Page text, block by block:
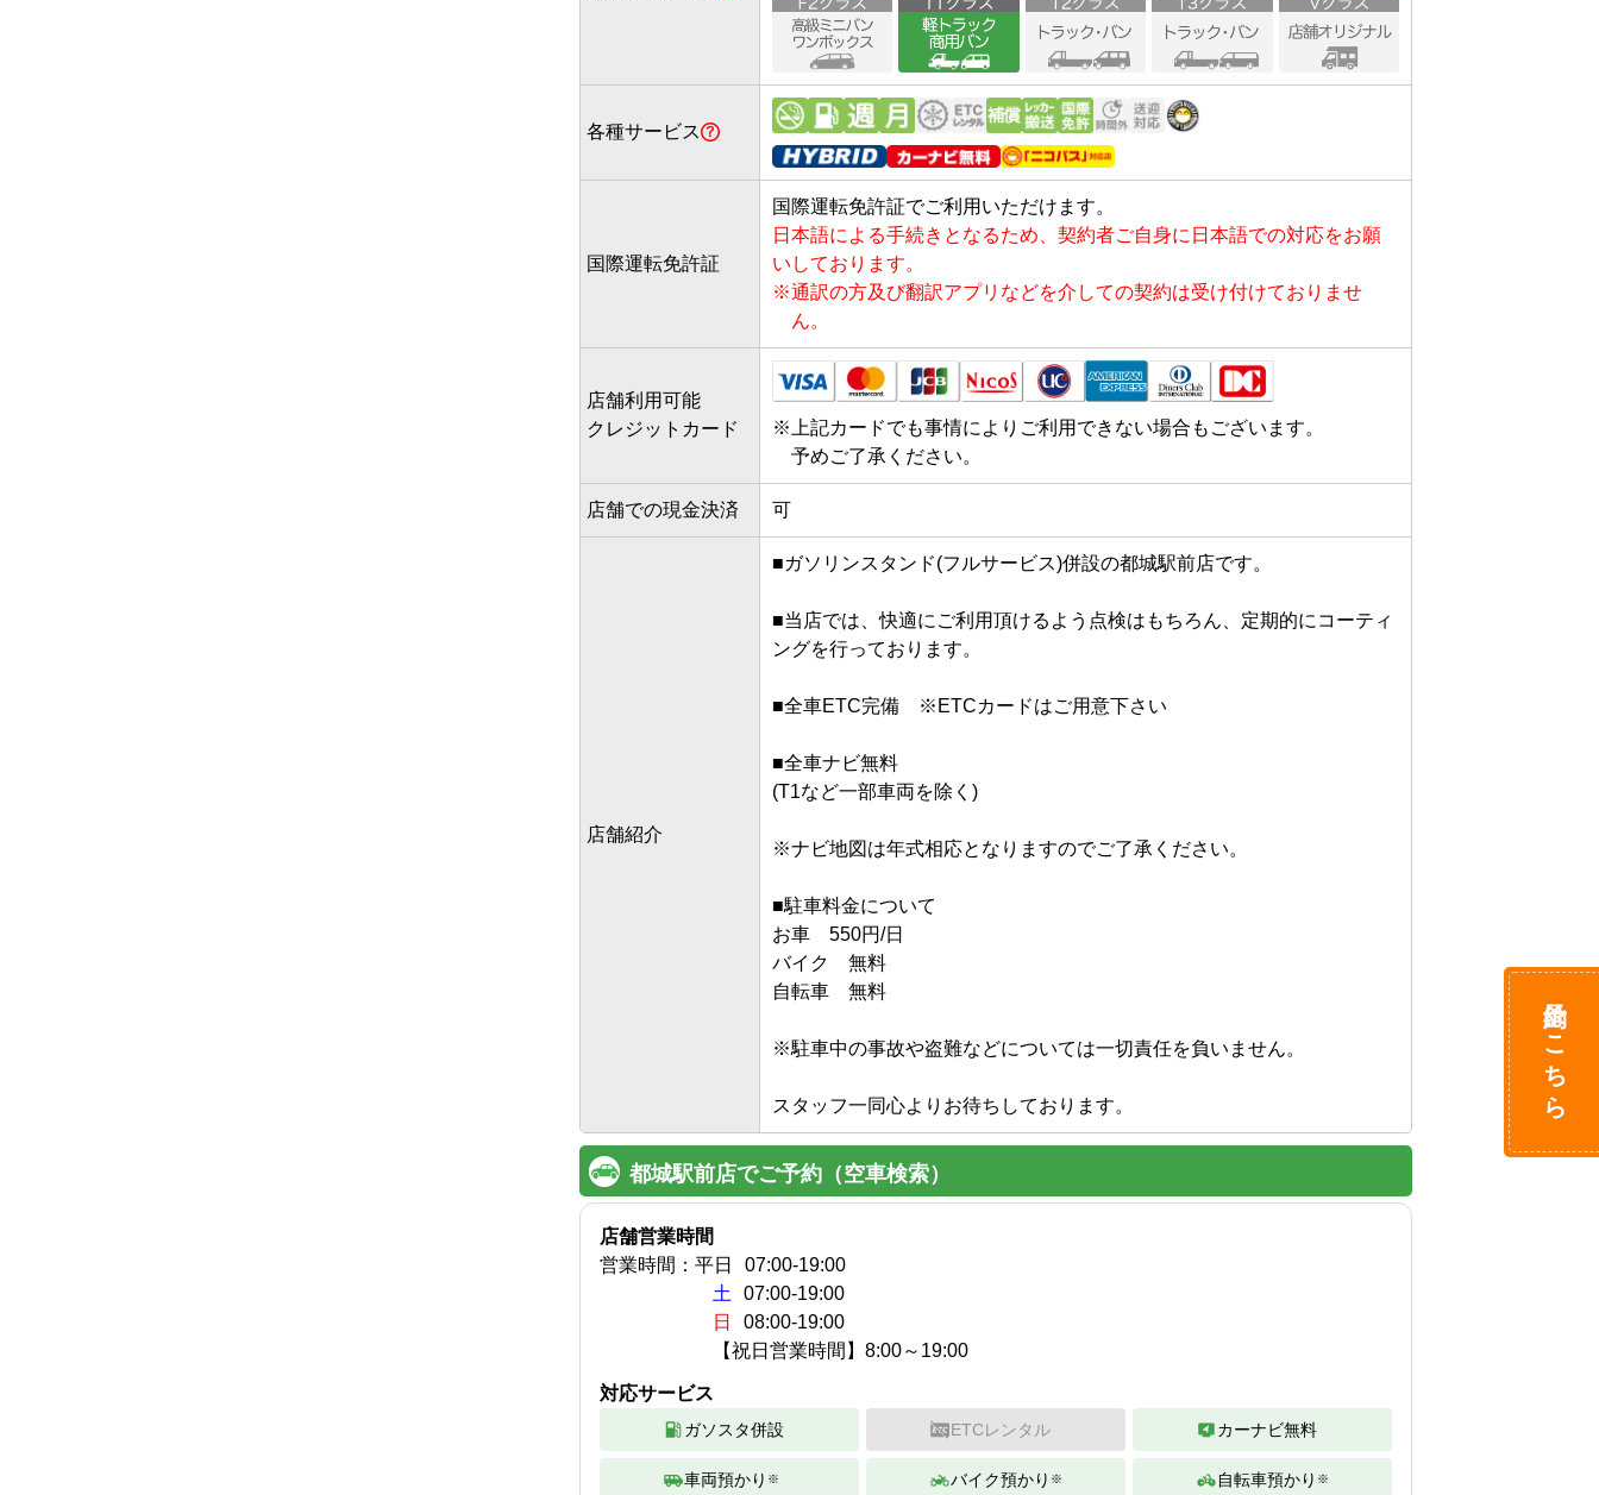
各種サービス
国際運転免許証
国際運転免許証でご利用いただけます。
日本語による手続きとなるため、契約者ご自身に日本語での対応をお願
いしております。
※通訳の方及び翻訳アプリなどを介しての契約は受け付けておりませ
ん。
店舗利用可能
クレジットカード
※ 上記カードでも事情によりご利用できない場合もございます。
予めご了承ください。
店舗での現金決済 可
店舗紹介
■ガソリンスタンド(フルサービス)併設の都城駅前店です。
■当店では、快適にご利用頂けるよう点検はもちろん、定期的にコーティ
ングを行っております。
■全車ETC完備　※ETCカードはご用意下さい
■全車ナビ無料
(T1など一部車両を除く)
※ナビ地図は年式相応となりますのでご了承ください。
■駐車料金について
お車　550円/日
バイク　無料
自転車　無料
※駐車中の事故や盗難などについては一切責任を負いません。
スタッフ一同心よりお待ちしております。
都城駅前店でご予約（空車検索）
店舗営業時間
営業時間： 平日 07:00-19:00
土
07:00-19:00
日
08:00-19:00
【祝日営業時間】8:00～19:00
対応サービス
ガソスタ併設 ETCレンタル カーナビ無料
車両預かり ※ バイク預かり ※ 自転車預かり ※
予約はこちら